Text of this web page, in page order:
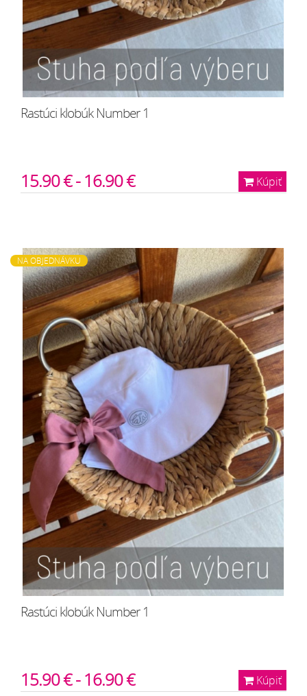
Rastúci klobúk Number 1
Kúpiť
15.90 € - 16.90 €
NA OBJEDNÁVKU
Rastúci klobúk Number 1
Kúpiť
15.90 € - 16.90 €